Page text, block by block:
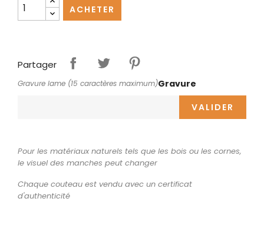
ACHETER
Partager
Gravure
Gravure lame (15 caractères maximum)
VALIDER
Pour les matériaux naturels tels que les bois ou les cornes,
le visuel des manches peut changer
Chaque couteau est vendu avec un certificat
d'authenticité